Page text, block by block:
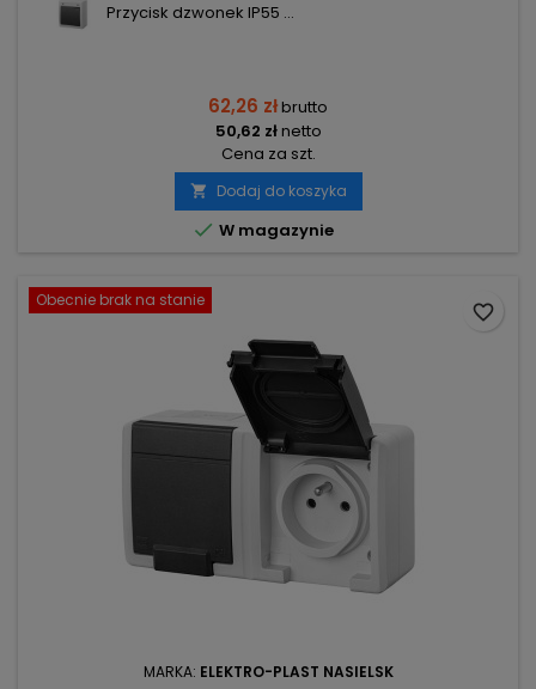
Przycisk dzwonek IP55 ...
62,26 złbrutto
50,62 złnetto
Cena za szt.
 Dodaj do koszyka
 W magazynie
Obecnie brak na stanie
MARKA: ELEKTRO-PLAST NASIELSK
favorite_border